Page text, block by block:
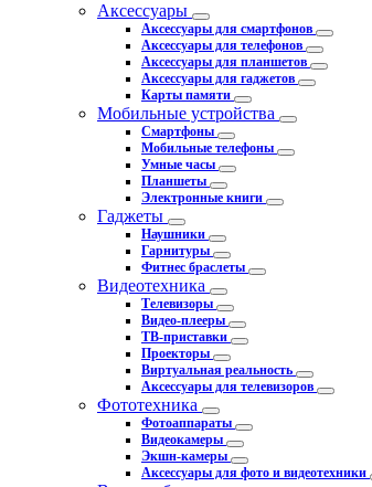
Аксессуары
Аксессуары для смартфонов
Аксессуары для телефонов
Аксессуары для планшетов
Аксессуары для гаджетов
Карты памяти
Мобильные устройства
Смартфоны
Мобильные телефоны
Умные часы
Планшеты
Электронные книги
Гаджеты
Наушники
Гарнитуры
Фитнес браслеты
Видеотехника
Телевизоры
Видео-плееры
ТВ-приставки
Проекторы
Виртуальная реальность
Аксессуары для телевизоров
Фототехника
Фотоаппараты
Видеокамеры
Экшн-камеры
Аксессуары для фото и видеотехники